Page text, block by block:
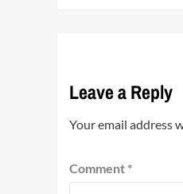
Leave a Reply
Your email address
Comment *